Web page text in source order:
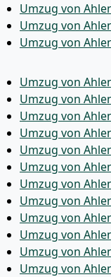
Umzug von
Umzug von
Umzug von
Umzug von
Umzug von
Umzug von
Umzug von
Umzug von
Umzug von
Umzug von
Umzug von
Umzug von
Umzug von
Umzug von
Umzug von